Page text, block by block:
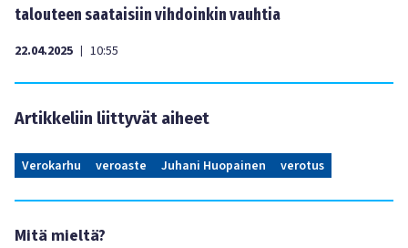
talouteen saataisiin vihdoinkin vauhtia
22.04.2025 | 10:55
Artikkeliin liittyvät aiheet
Verokarhu veroaste Juhani Huopainen verotus
Mitä mieltä?